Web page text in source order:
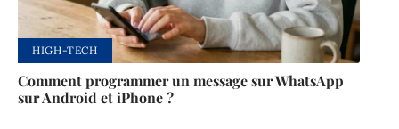
HIGH-TECH
Comment programmer un message sur WhatsApp
sur Android et iPhone ?